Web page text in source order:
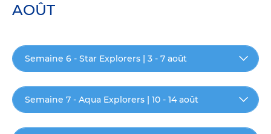
AOÛT
Semaine 6 - Star Explorers | 3 - 7 août
Semaine 7 - Aqua Explorers | 10 - 14 août